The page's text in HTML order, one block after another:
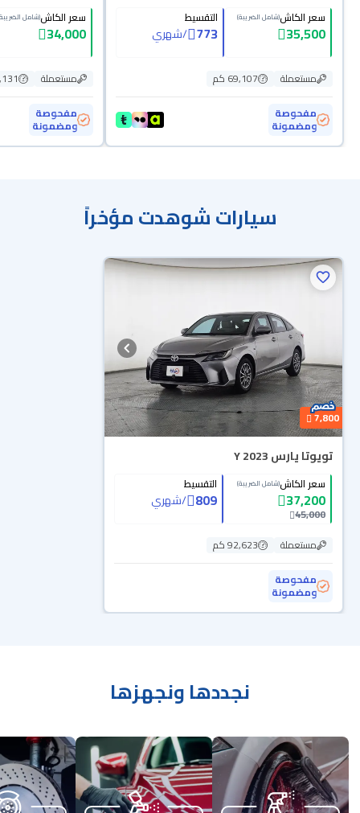
سعر الكاش(شامل الضريبة)
35,500
التقسيط
773
/شهري
مستعملة
69,107 كم
مفحوصة
ومضمونة
سعر الكاش(شامل
34,000
مستعملة
مفحوصة
ومضمونة
سيارات شوهدت مؤخراً
7,800
تويوتا يارس Y 2023
سعر الكاش(شامل الضريبة)
37,200
45,000
التقسيط
809
/شهري
مستعملة
92,623 كم
مفحوصة
ومضمونة
نجددها ونجهزها